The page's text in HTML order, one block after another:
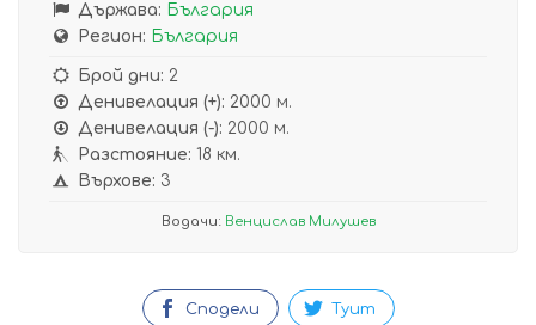
Държава: България
Регион: България
Брой дни: 2
Денивелация (+): 2000 м.
Денивелация (-): 2000 м.
Разстояние: 18 км.
Върхове: 3
Водачи: Венцислав Милушев
Сподели Туит